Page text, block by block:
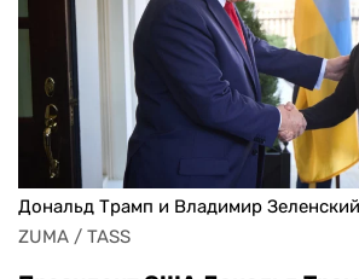
Дональд Трамп и Владимир
ZUMA / TASS